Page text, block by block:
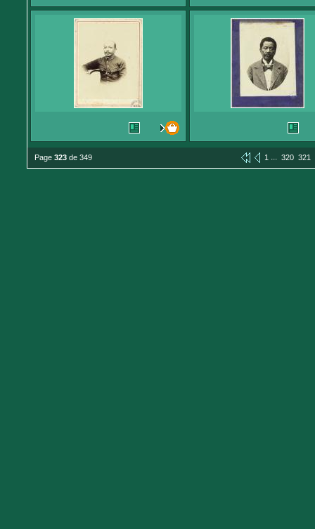
Page 323 de 349 1 ... 320 321